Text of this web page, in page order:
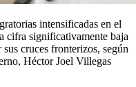
intensificadas en el
cifra significativamente baja
cruces fronterizos, según
Héctor Joel Villegas